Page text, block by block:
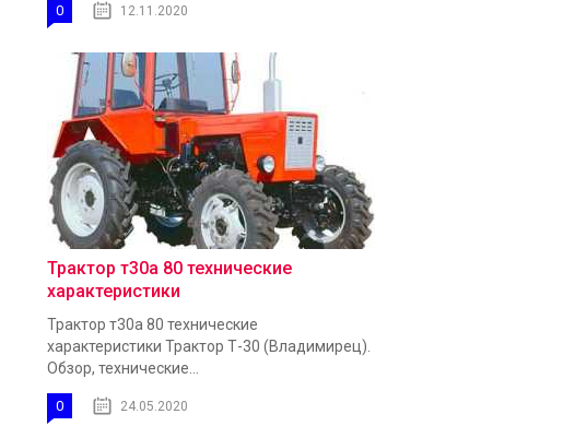
0 12.11.2020
Трактор т30а 80 технические
характеристики
Трактор т30а 80 технические
характеристики Трактор Т-30 (Владимирец).
Обзор, технические...
0 24.05.2020